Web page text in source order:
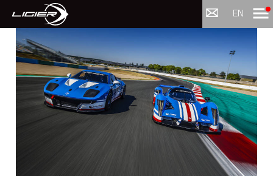
EN Menu